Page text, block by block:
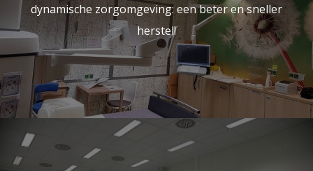
dynamische zorgomgeving: een beter en sneller
herstel!